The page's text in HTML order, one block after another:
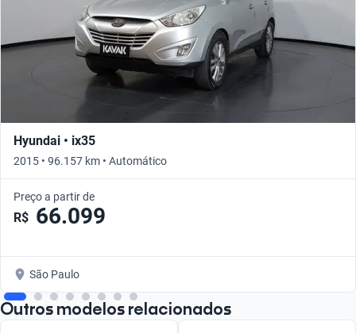
Hyundai • ix35
2015 • 96.157 km • Automático
Preço a partir de
R$ 66.099
São Paulo
Outros modelos relacionados